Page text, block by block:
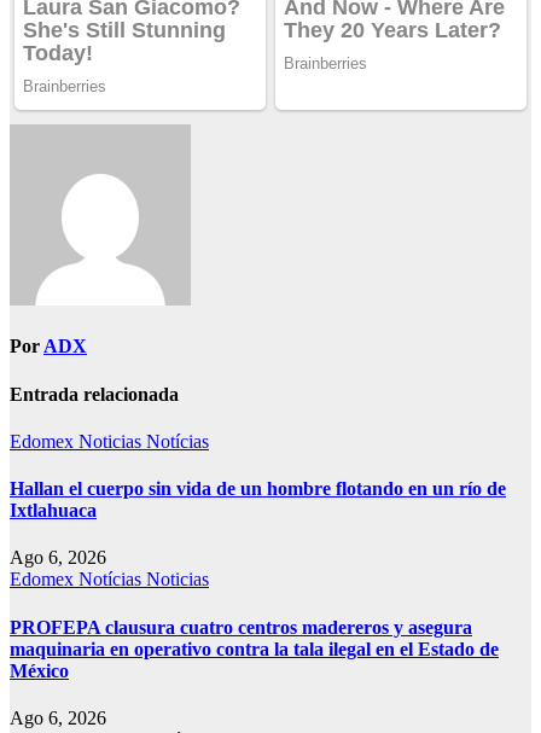
PorADX
Entrada relacionada
Edomex Noticias Notícias
Hallan el cuerpo sin vida de un hombre flotando en un río de
Ixtlahuaca
Ago 6, 2026
Edomex Notícias Noticias
PROFEPA clausura cuatro centros madereros y asegura
maquinaria en operativo contra la tala ilegal en el Estado de
México
Ago 6, 2026